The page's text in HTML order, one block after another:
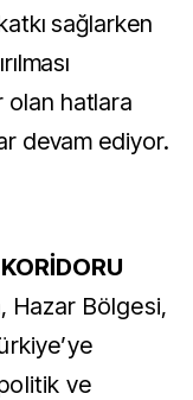
sağlarken
olan hatlara
devam ediyor.
Hazar Bölgesi,
ve